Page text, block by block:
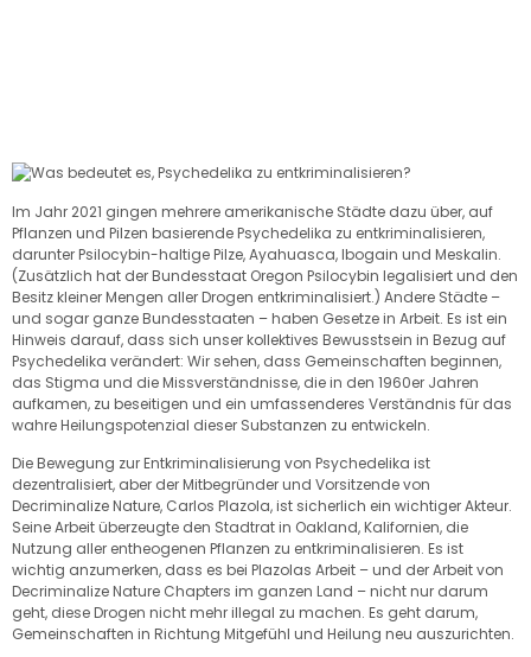
Im Jahr 2021 gingen mehrere amerikanische Städte dazu über, auf
Pflanzen und Pilzen basierende Psychedelika zu entkriminalisieren,
darunter Psilocybin-haltige Pilze, Ayahuasca, Ibogain und Meskalin.
(Zusätzlich hat der Bundesstaat Oregon Psilocybin legalisiert und den
Besitz kleiner Mengen aller Drogen entkriminalisiert.) Andere Städte –
und sogar ganze Bundesstaaten – haben Gesetze in Arbeit. Es ist ein
Hinweis darauf, dass sich unser kollektives Bewusstsein in Bezug auf
Psychedelika verändert: Wir sehen, dass Gemeinschaften beginnen,
das Stigma und die Missverständnisse, die in den 1960er Jahren
aufkamen, zu beseitigen und ein umfassenderes Verständnis für das
wahre Heilungspotenzial dieser Substanzen zu entwickeln.
Die Bewegung zur Entkriminalisierung von Psychedelika ist
dezentralisiert, aber der Mitbegründer und Vorsitzende von
Decriminalize Nature, Carlos Plazola, ist sicherlich ein wichtiger Akteur.
Seine Arbeit überzeugte den Stadtrat in Oakland, Kalifornien, die
Nutzung aller entheogenen Pflanzen zu entkriminalisieren. Es ist
wichtig anzumerken, dass es bei Plazolas Arbeit – und der Arbeit von
Decriminalize Nature Chapters im ganzen Land – nicht nur darum
geht, diese Drogen nicht mehr illegal zu machen. Es geht darum,
Gemeinschaften in Richtung Mitgefühl und Heilung neu auszurichten.